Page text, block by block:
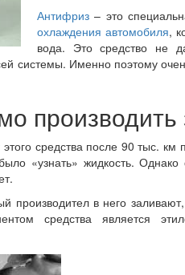
Антифриз – это
охлаждения автомобиля,
вода. Это средство не
системы. Именно поэтому
этого средства после 90 тыс.
«узнать» жидкость. Однако
производител в него
средства является